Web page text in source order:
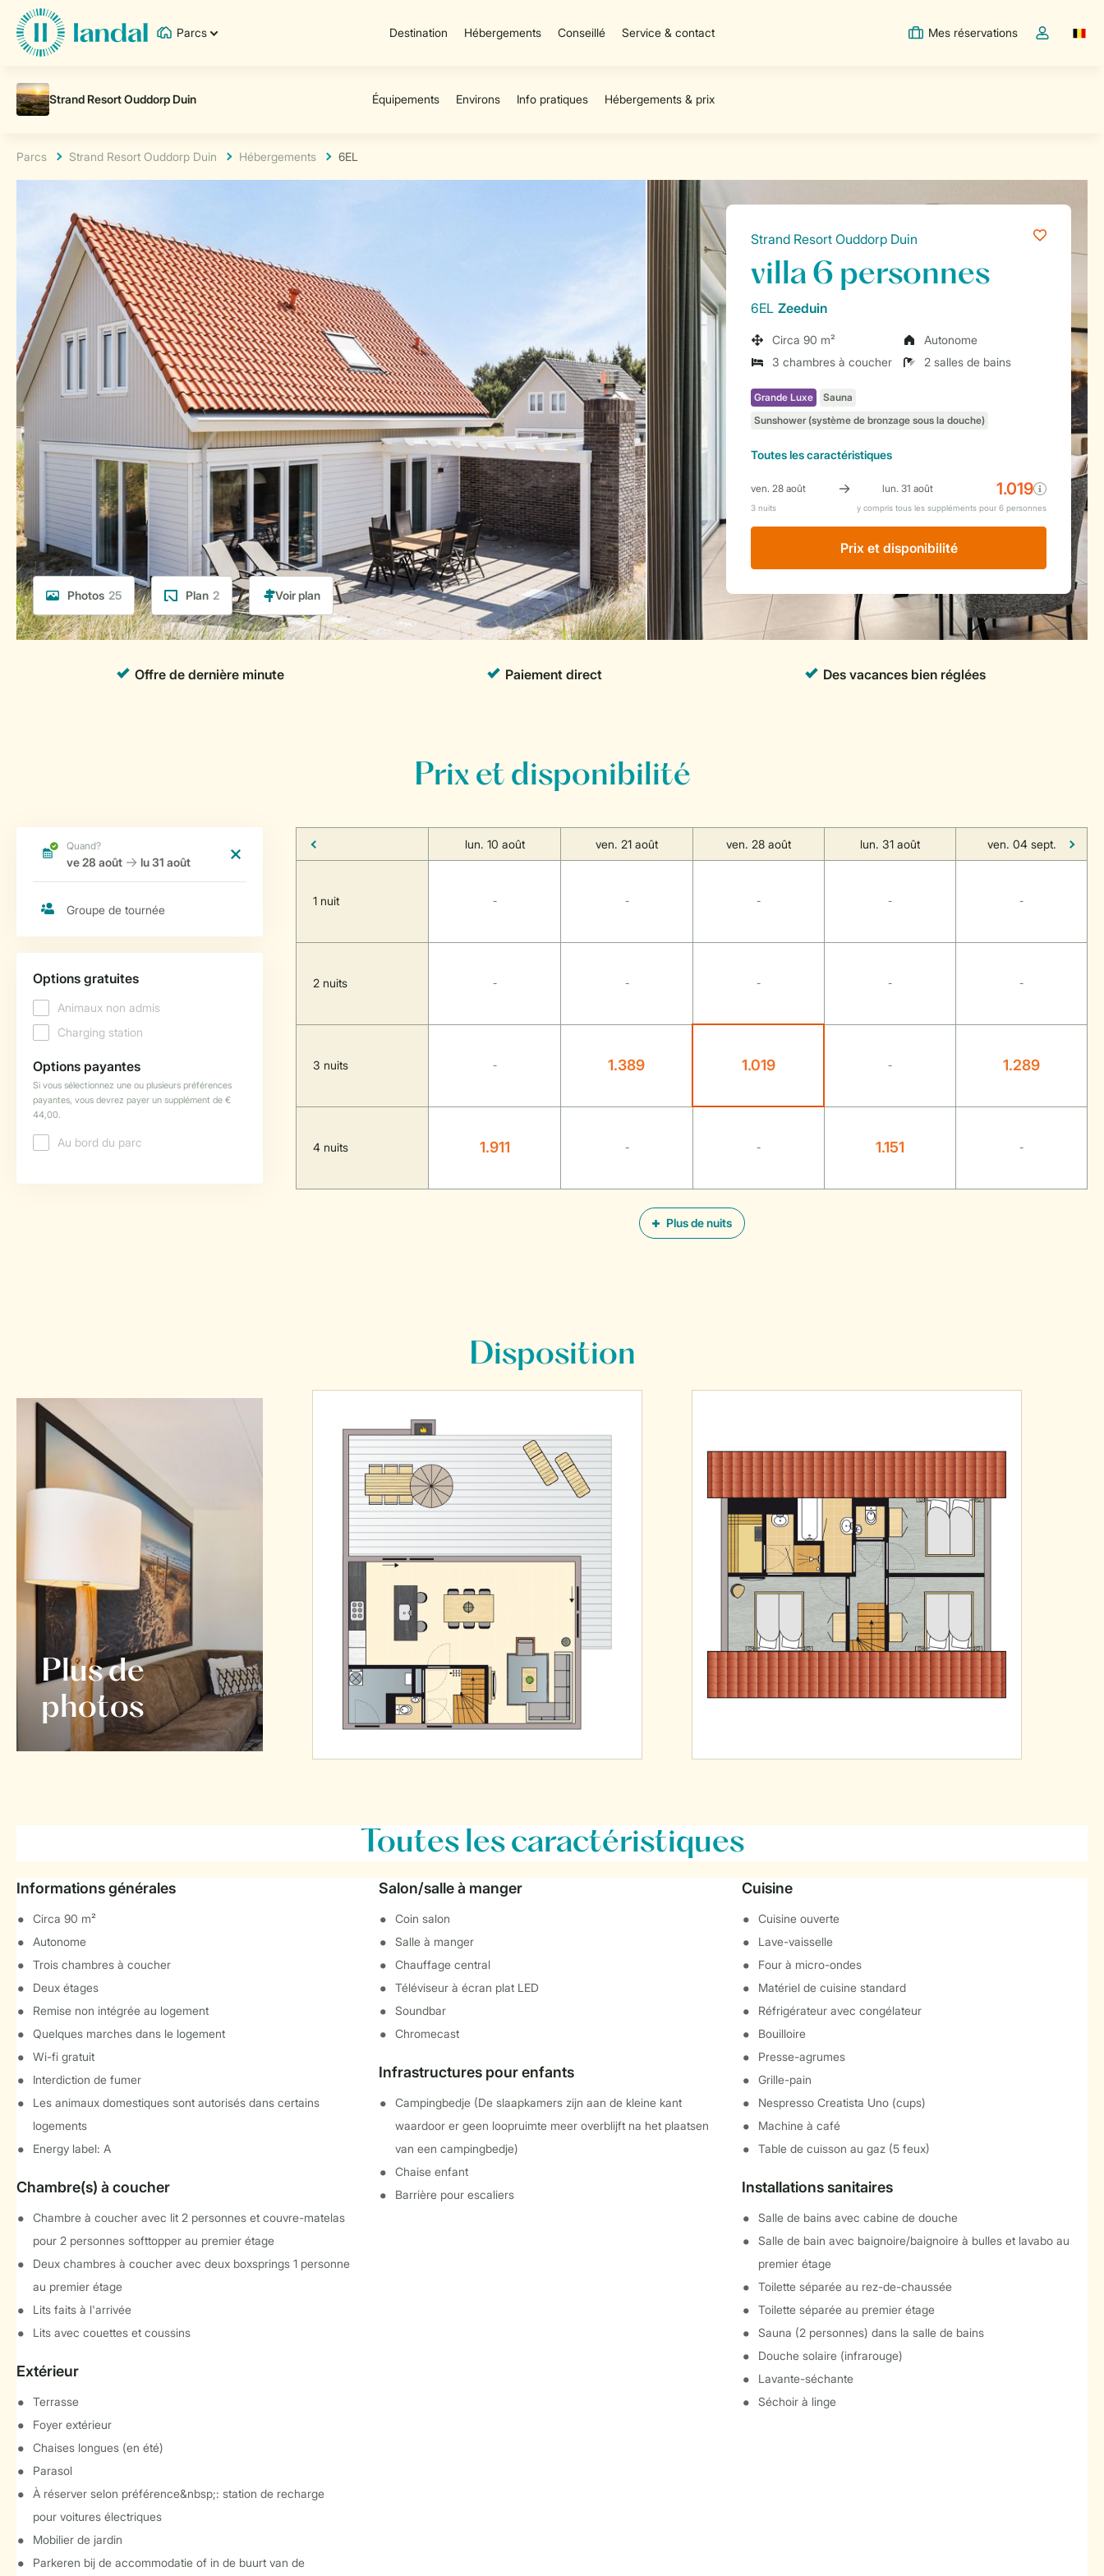
Parcs Destination Hébergements Conseillé Service & contact Mes réservations
Toggle the
Parcs Strand Resort Ouddorp Duin Hébergements 6EL
Photos 25 Plan 2
Strand Resort Ouddorp Duin
villa 6 personnes
6EL Zeeduin
Circa 90 m²
Autonome
3 chambres à coucher
2 salles de bains
Toutesles caractéristiques
Prix ​​et disponibilité
Prix et disponibilité
Plus de nuits
lun. 10 août ven. 21 août ven. 28 août lun. 31 août ven. 04 sept.
1 nuit - - - - -
2 nuits - - - - -
3 nuits - 1.389 1.019 - 1.289
4 nuits 1.911 - - 1.151 -
Disposition
Plus de
photos
Toutesles caractéristiques
Informations générales
Circa 90 m²
Autonome
Trois chambres à coucher
Deux étages
Remise non intégrée au logement
Quelques marches dans le logement
Wi-fi gratuit
Interdiction de fumer
Les animaux domestiques sont autorisés dans certains
logements
Energy label: A
Chambre(s) à coucher
Chambre à coucher avec lit 2 personnes et couvre-matelas
pour 2 personnes softtopper au premier étage
Deux chambres à coucher avec deux boxsprings 1 personne
au premier étage
Lits faits à l'arrivée
Lits avec couettes et coussins
Extérieur
Terrasse
Foyer extérieur
Chaises longues (en été)
Parasol
À réserver selon préférence&nbsp;: station de recharge
pour voitures électriques
Mobilier de jardin
Parkeren bij de accommodatie of in de buurt van de
Salon/salle à manger
Coin salon
Salle à manger
Chauffage central
Téléviseur à écran plat LED
Soundbar
Chromecast
Infrastructures pour enfants
Campingbedje (De slaapkamers zijn aan de kleine kant
waardoor er geen loopruimte meer overblijft na het plaatsen
van een campingbedje)
Chaise enfant
Barrière pour escaliers
Cuisine
Cuisine ouverte
Lave-vaisselle
Four à micro-ondes
Matériel de cuisine standard
Réfrigérateur avec congélateur
Bouilloire
Presse-agrumes
Grille-pain
Nespresso Creatista Uno (cups)
Machine à café
Table de cuisson au gaz (5 feux)
Installations sanitaires
Salle de bains avec cabine de douche
Salle de bain avec baignoire/baignoire à bulles et lavabo au
premier étage
Toilette séparée au rez-de-chaussée
Toilette séparée au premier étage
Sauna (2 personnes) dans la salle de bains
Douche solaire (infrarouge)
Lavante-séchante
Séchoir à linge